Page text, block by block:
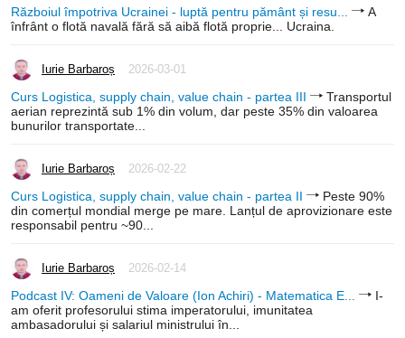
Războiul împotriva Ucrainei - luptă pentru pământ și resu...
A
înfrânt o flotă navală fără să aibă flotă proprie... Ucraina.
Iurie Barbaroș 2026-03-01
Curs Logistica, supply chain, value chain - partea III
Transportul
aerian reprezintă sub 1% din volum, dar peste 35% din valoarea
bunurilor transportate...
Iurie Barbaroș 2026-02-22
Curs Logistica, supply chain, value chain - partea II
Peste 90%
din comerțul mondial merge pe mare. Lanțul de aprovizionare este
responsabil pentru ~90...
Iurie Barbaroș 2026-02-14
Podcast IV: Oameni de Valoare (Ion Achiri) - Matematica E...
I-
am oferit profesorului stima imperatorului, imunitatea
ambasadorului și salariul ministrului în...